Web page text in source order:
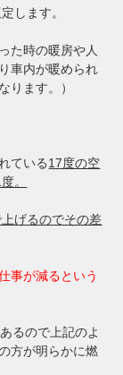
します。
た時の暖房や人
車内が暖められ
ります。）
ている17度の空
。
げるのでその差
事が減るという
るので上記のよ
方が明らかに燃